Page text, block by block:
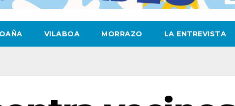
VILABOA MORRAZO LA ENTREVISTA